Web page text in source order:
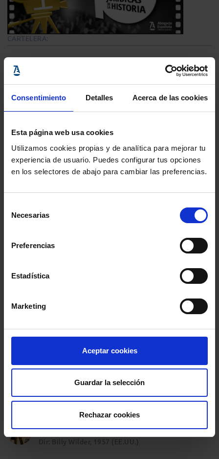
Consentimiento Detalles Acerca de las cookies
Esta página web usa cookies
Utilizamos cookies propias y de analítica para mejorar tu
experiencia de usuario. Puedes configurar tus opciones
en los selectores de abajo para cambiar las preferencias.
Necesarias
Preferencias
Estadística
Marketing
Aceptar cookies
Guardar la selección
Rechazar cookies
CARTELERA:
La selección de los expertos
ULTIMAS ENTRADAS
Matar a un ruiseñor
Dir: Robert Mulligan, 1962 (EE.UU.)
Dir: Billy Wilder, 1957 (EE.UU.)